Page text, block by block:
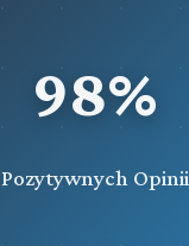
98%
Pozytywnych Opinii